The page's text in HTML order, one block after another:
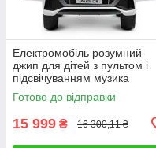
Електромобіль розумний
джип для дітей з пультом і
підсвічуванням музика
Електрокар з двома
моторами ремені сигнал
Готово до відправки
15 999 ₴ 16 300,11 ₴